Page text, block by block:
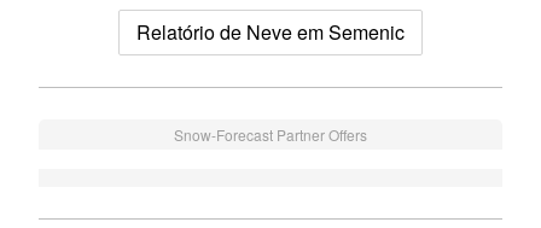
Relatório de Neve em Semenic
Snow-Forecast Partner Offers